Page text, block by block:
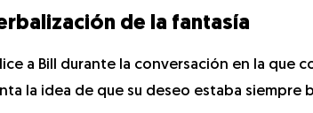
de la fantasía
a Bill durante la conversación en la que
la idea de que su deseo estaba